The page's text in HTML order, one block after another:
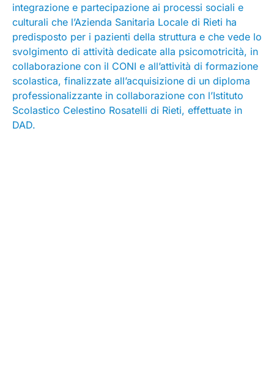
integrazione e partecipazione ai processi sociali e
culturali che l’Azienda Sanitaria Locale di Rieti ha
predisposto per i pazienti della struttura e che vede lo
svolgimento di attività dedicate alla psicomotricità, in
collaborazione con il CONI e all’attività di formazione
scolastica, finalizzate all’acquisizione di un diploma
professionalizzante in collaborazione con l’Istituto
Scolastico Celestino Rosatelli di Rieti, effettuate in
DAD.